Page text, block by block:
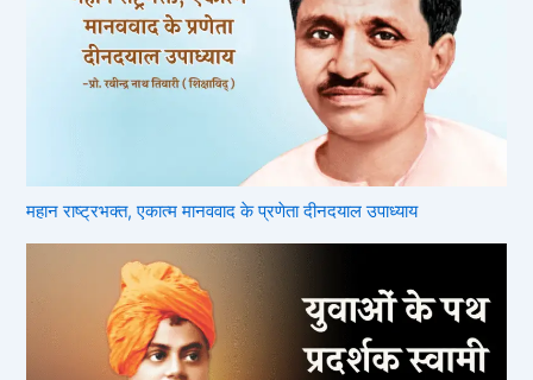
महान राष्ट्रभक्त, एकात्म मानववाद के प्रणेता दीनदयाल उपाध्याय